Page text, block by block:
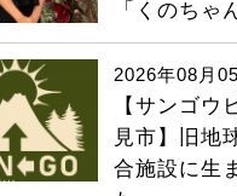
「くのちゃ
【サンゴ
見市】旧地
合施設に生
2026年08月